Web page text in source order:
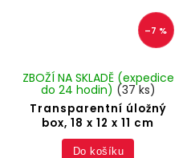
–7 %
Transparentní úložný
box, 18 x 12 x 11 cm
ZBOŽÍ NA SKLADĚ (expedice
do 24 hodin) (37 ks)
Do košíku